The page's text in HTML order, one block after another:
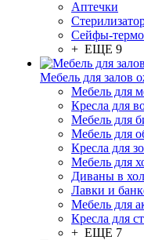
Аптечки
Сейфы-
+ ЕЩЕ 9
Мебель для залов
Мебель для
Кресла для
Мебель для
Мебель для
Кресла для
Мебель для
Диваны в
Лавки и
Мебель для
Кресла для
+ ЕЩЕ 7